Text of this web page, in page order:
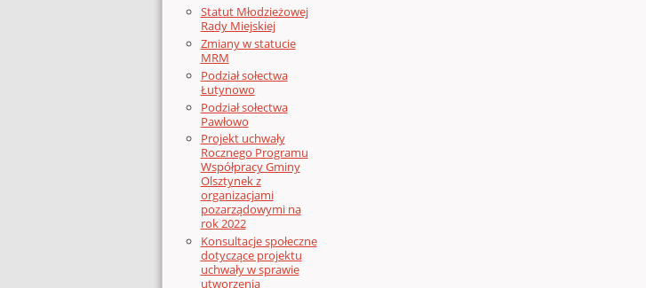
Statut Młodzieżowej
Rady Miejskiej
Zmiany w statucie
MRM
Podział sołectwa
Łutynowo
Podział sołectwa
Pawłowo
Projekt uchwały
Rocznego Programu
Współpracy Gminy
Olsztynek z
organizacjami
pozarządowymi na
rok 2022
Konsultacje społeczne
dotyczące projektu
uchwały w sprawie
utworzenia